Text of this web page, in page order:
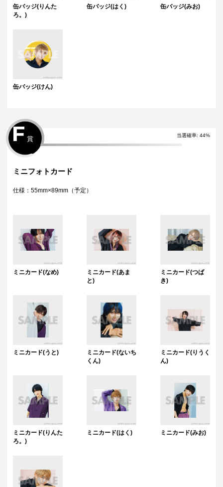
缶バッジ(りんた
ろ。)
缶バッジ(はく) 缶バッジ(みお)
缶バッジ(けん)
当選確率: 44%
F 賞
ミニフォトカード
仕様：55mm×89mm（予定）
ミニカード(なめ)
ミニカード(あま
と)
ミニカード(つば
き)
ミニカード(うと)
ミニカード(ないち
くん)
ミニカード(りうく
ん)
ミニカード(りんた
ろ。)
ミニカード(はく) ミニカード(みお)